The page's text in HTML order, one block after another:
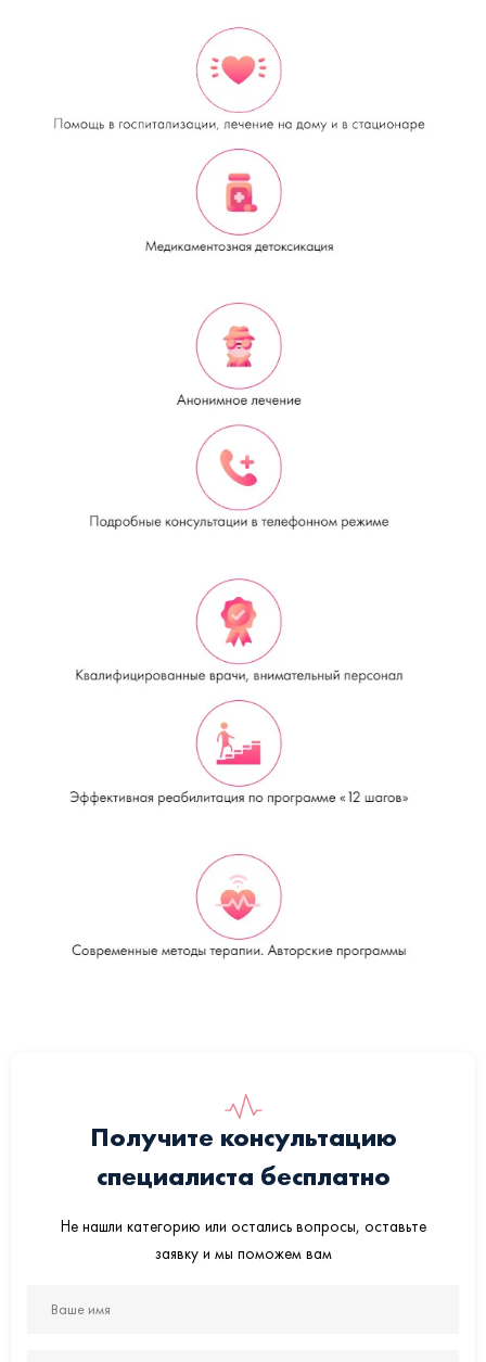
Получите консультацию
специалиста бесплатно
Не нашли категорию или остались вопросы, оставьте
заявку и мы поможем вам